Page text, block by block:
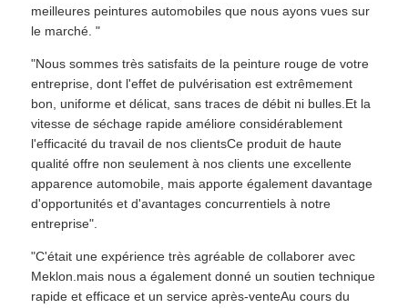
meilleures peintures automobiles que nous ayons vues sur
le marché. "
"Nous sommes très satisfaits de la peinture rouge de votre
entreprise, dont l'effet de pulvérisation est extrêmement
bon, uniforme et délicat, sans traces de débit ni bulles.Et la
vitesse de séchage rapide améliore considérablement
l'efficacité du travail de nos clientsCe produit de haute
qualité offre non seulement à nos clients une excellente
apparence automobile, mais apporte également davantage
d'opportunités et d'avantages concurrentiels à notre
entreprise".
"C'était une expérience très agréable de collaborer avec
Meklon.mais nous a également donné un soutien technique
rapide et efficace et un service après-venteAu cours du